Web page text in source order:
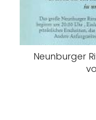
Neunburger